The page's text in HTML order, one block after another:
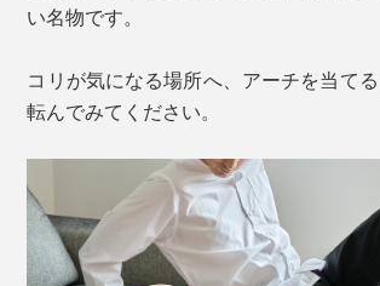
い名物です。
コリが気になる場所へ、アーチを当て
転んでみてください。